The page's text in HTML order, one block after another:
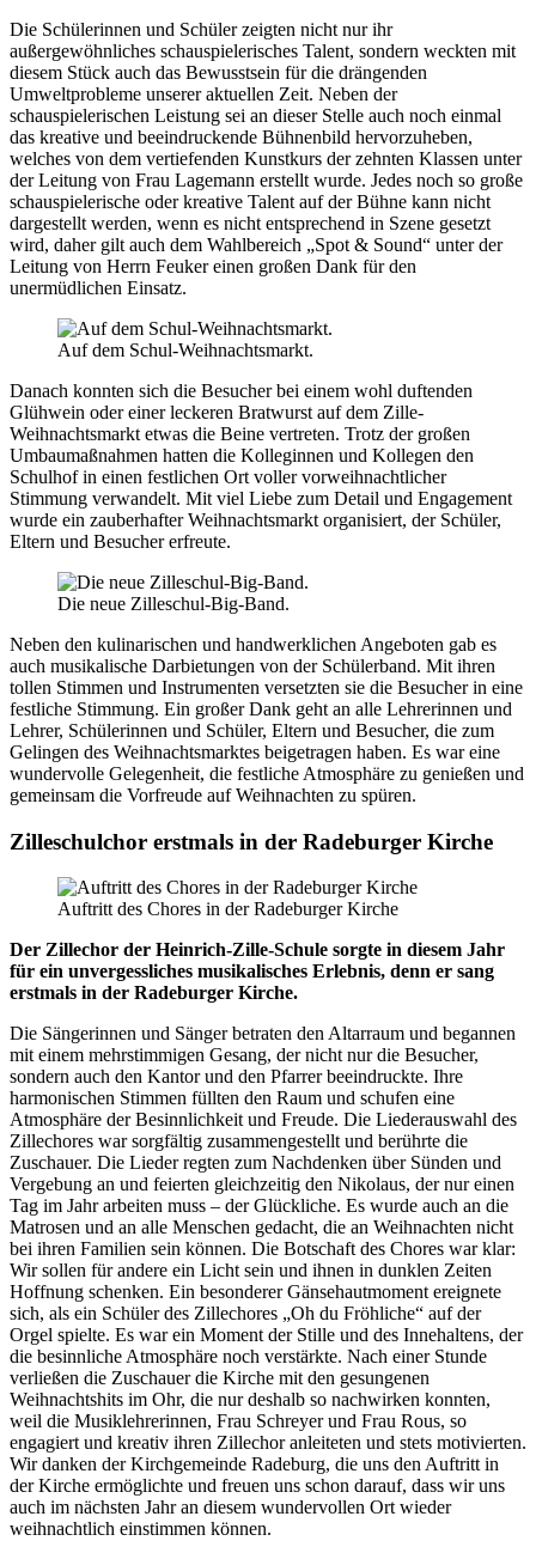
Die Schülerinnen und Schüler zeigten nicht nur ihr
außergewöhnliches schauspielerisches Talent, sondern weckten mit
diesem Stück auch das Bewusstsein für die drängenden
Umweltprobleme unserer aktuellen Zeit. Neben der
schauspielerischen Leistung sei an dieser Stelle auch noch einmal
das kreative und beeindruckende Bühnenbild hervorzuheben,
welches von dem vertiefenden Kunstkurs der zehnten Klassen unter
der Leitung von Frau Lagemann erstellt wurde. Jedes noch so große
schauspielerische oder kreative Talent auf der Bühne kann nicht
dargestellt werden, wenn es nicht entsprechend in Szene gesetzt
wird, daher gilt auch dem Wahlbereich „Spot & Sound“ unter der
Leitung von Herrn Feuker einen großen Dank für den
unermüdlichen Einsatz.
Auf dem Schul-Weihnachtsmarkt.
Danach konnten sich die Besucher bei einem wohl duftenden
Glühwein oder einer leckeren Bratwurst auf dem Zille-
Weihnachtsmarkt etwas die Beine vertreten. Trotz der großen
Umbaumaßnahmen hatten die Kolleginnen und Kollegen den
Schulhof in einen festlichen Ort voller vorweihnachtlicher
Stimmung verwandelt. Mit viel Liebe zum Detail und Engagement
wurde ein zauberhafter Weihnachtsmarkt organisiert, der Schüler,
Eltern und Besucher erfreute.
Die neue Zilleschul-Big-Band.
Neben den kulinarischen und handwerklichen Angeboten gab es
auch musikalische Darbietungen von der Schülerband. Mit ihren
tollen Stimmen und Instrumenten versetzten sie die Besucher in eine
festliche Stimmung. Ein großer Dank geht an alle Lehrerinnen und
Lehrer, Schülerinnen und Schüler, Eltern und Besucher, die zum
Gelingen des Weihnachtsmarktes beigetragen haben. Es war eine
wundervolle Gelegenheit, die festliche Atmosphäre zu genießen und
gemeinsam die Vorfreude auf Weihnachten zu spüren.
Zilleschulchor erstmals in der Radeburger Kirche
Auftritt des Chores in der Radeburger Kirche
Der Zillechor der Heinrich-Zille-Schule sorgte in diesem Jahr
für ein unvergessliches musikalisches Erlebnis, denn er sang
erstmals in der Radeburger Kirche.
Die Sängerinnen und Sänger betraten den Altarraum und begannen
mit einem mehrstimmigen Gesang, der nicht nur die Besucher,
sondern auch den Kantor und den Pfarrer beeindruckte. Ihre
harmonischen Stimmen füllten den Raum und schufen eine
Atmosphäre der Besinnlichkeit und Freude. Die Liederauswahl des
Zillechores war sorgfältig zusammengestellt und berührte die
Zuschauer. Die Lieder regten zum Nachdenken über Sünden und
Vergebung an und feierten gleichzeitig den Nikolaus, der nur einen
Tag im Jahr arbeiten muss – der Glückliche. Es wurde auch an die
Matrosen und an alle Menschen gedacht, die an Weihnachten nicht
bei ihren Familien sein können. Die Botschaft des Chores war klar:
Wir sollen für andere ein Licht sein und ihnen in dunklen Zeiten
Hoffnung schenken. Ein besonderer Gänsehautmoment ereignete
sich, als ein Schüler des Zillechores „Oh du Fröhliche“ auf der
Orgel spielte. Es war ein Moment der Stille und des Innehaltens, der
die besinnliche Atmosphäre noch verstärkte. Nach einer Stunde
verließen die Zuschauer die Kirche mit den gesungenen
Weihnachtshits im Ohr, die nur deshalb so nachwirken konnten,
weil die Musiklehrerinnen, Frau Schreyer und Frau Rous, so
engagiert und kreativ ihren Zillechor anleiteten und stets motivierten.
Wir danken der Kirchgemeinde Radeburg, die uns den Auftritt in
der Kirche ermöglichte und freuen uns schon darauf, dass wir uns
auch im nächsten Jahr an diesem wundervollen Ort wieder
weihnachtlich einstimmen können.